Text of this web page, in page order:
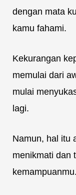
dengan mata
kamu fahami.
Kekurangan
memulai dari
mulai
lagi.
Namun, hal itu
menikmati dan
kemampuanmu.